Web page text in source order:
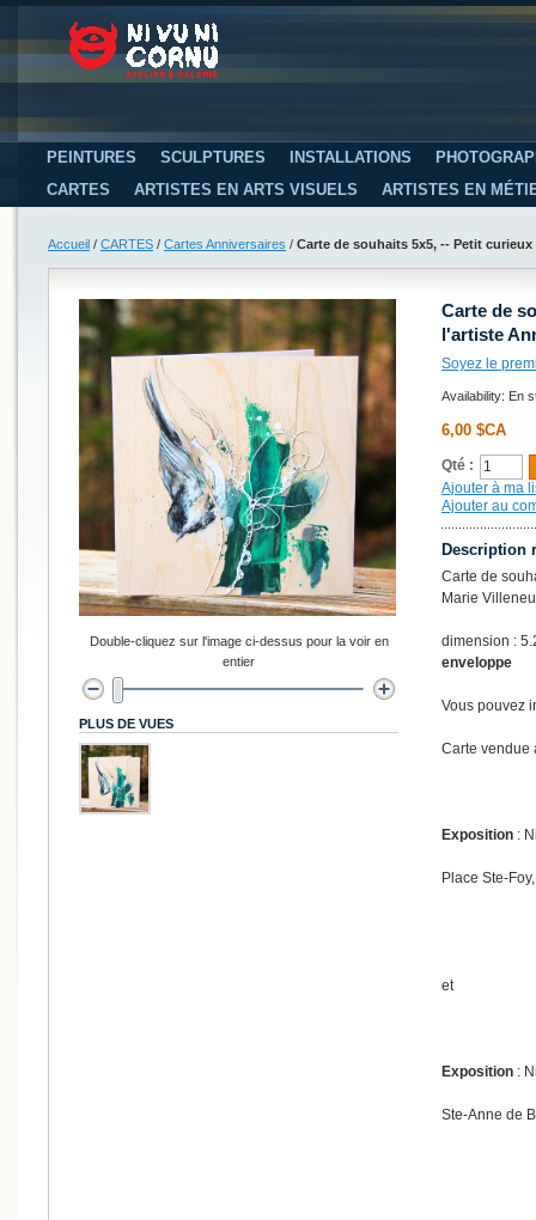
PEINTURES SCULPTURES INSTALLATIONS
CARTES
ARTISTES EN ARTS VISUELS ARTISTES EN
Accueil / CARTES / Cartes Anniversaires / Carte de souhaits 5x5, -- Petit
Carte de
l'artiste
Soyez le
Availability: En
6,00 $CA
Qté :
Ajouter à ma
Ajouter au
Description
Carte de
Marie
dimension :
enveloppe
Vous pouvez
Carte vendue
Exposition :
Place Ste-
et
Exposition :
Ste-Anne de
Double-cliquez sur l'image ci-dessus pour la voir en
entier
PLUS DE VUES